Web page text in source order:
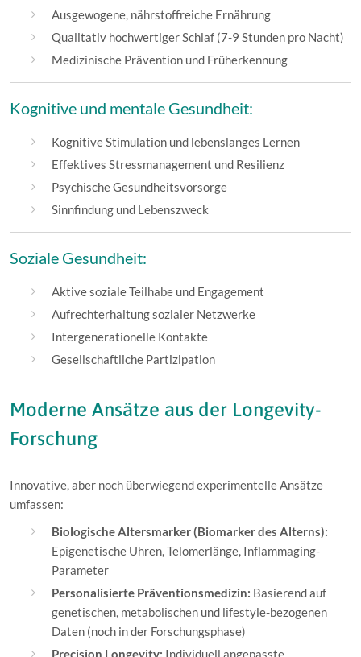
Ausgewogene, nährstoffreiche Ernährung
Qualitativ hochwertiger Schlaf (7-9 Stunden pro Nacht)
Medizinische Prävention und Früherkennung
Kognitive und mentale Gesundheit:
Kognitive Stimulation und lebenslanges Lernen
Effektives Stressmanagement und Resilienz
Psychische Gesundheitsvorsorge
Sinnfindung und Lebenszweck
Soziale Gesundheit:
Aktive soziale Teilhabe und Engagement
Aufrechterhaltung sozialer Netzwerke
Intergenerationelle Kontakte
Gesellschaftliche Partizipation
Moderne Ansätze aus der Longevity-
Forschung
Innovative, aber noch überwiegend experimentelle Ansätze
umfassen:
Biologische Altersmarker (Biomarker des Alterns):
Epigenetische Uhren, Telomerlänge, Inflammaging-
Parameter
Personalisierte Präventionsmedizin: Basierend auf
genetischen, metabolischen und lifestyle-bezogenen
Daten (noch in der Forschungsphase)
Precision Longevity: Individuell angepasste